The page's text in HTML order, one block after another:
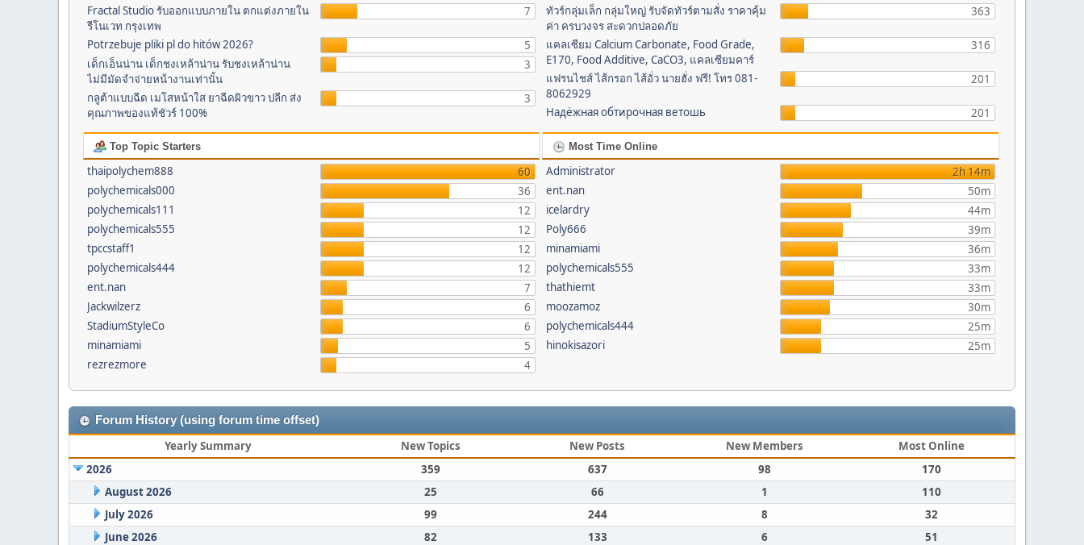
Fractal Studio รับออกแบบภายใน ตกแต่งภายใน
รีโนเวท กรุงเทพ
7
Potrzebuje pliki pl do hitów 2026?
5
เด็กเอ็นน่าน เด็กชงเหล้าน่าน รับชงเหล้าน่าน
ไม่มีมัดจำจ่ายหน้างานเท่านั้น
3
กลูต้าแบบฉีด เมโสหน้าใส ยาฉีดผิวขาว ปลีก ส่ง
คุณภาพของแท้ชัวร์ 100%
3
ทัวร์กลุ่มเล็ก กลุ่มใหญ่ รับจัดทัวร์ตามสั่ง ราคาคุ้ม
ค่า ครบวงจร สะดวกปลอดภัย
363
แคลเซียม Calcium Carbonate, Food Grade,
E170, Food Additive, CaCO3, แคลเซียมคาร์
316
แฟรนไชส์ ไส้กรอก ไส้อั่ว นายฮั่ง ฟรี! โทร 081-
8062929
201
Надёжная обтирочная ветошь 201
Top Topic Starters
thaipolychem888
60
polychemicals000
36
polychemicals111
12
polychemicals555
12
tpccstaff1
12
polychemicals444
12
ent.nan
7
Jackwilzerz
6
StadiumStyleCo
6
minamiami
5
rezrezmore
4
Most Time Online
Administrator
2h 14m
ent.nan
50m
icelardry
44m
Poly666
39m
minamiami
36m
polychemicals555
33m
thathiemt
33m
moozamoz
30m
polychemicals444
25m
hinokisazori
25m
Forum History (using forum time offset)
Yearly Summary New Topics New Posts New Members
Most Online
2026
359 637 98
170
August 2026
25 66 1
110
July 2026
99 244 8
32
June 2026
82 133 6
51